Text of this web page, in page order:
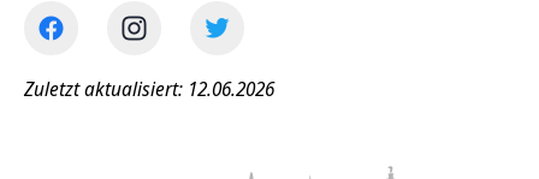
Zuletzt aktualisiert: 12.06.2026